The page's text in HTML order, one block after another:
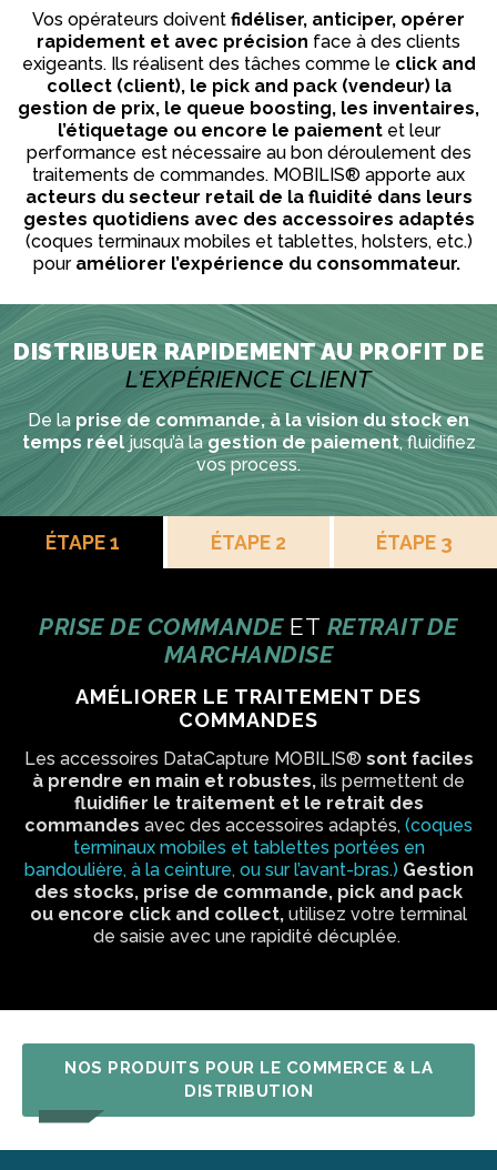
Vos opérateurs doivent fidéliser, anticiper, opérer
rapidement et avec précision face à des clients
exigeants. Ils réalisent des tâches comme le click and
collect (client), le pick and pack (vendeur) la
gestion de prix, le queue boosting, les inventaires,
l’étiquetage ou encore le paiementet leur
performance est nécessaire au bon déroulement des
traitements de commandes. MOBILIS® apporte aux
acteurs du secteur retail de la fluidité dans leurs
gestes quotidiens avec des accessoires adaptés
(coques terminaux mobiles et tablettes, holsters, etc.)
pour améliorer l’expérience du consommateur.
DISTRIBUER RAPIDEMENT AU PROFIT DE
L'EXPÉRIENCE CLIENT
De la prise de commande, à la vision du stock en
temps réeljusqu’à la gestion de paiement, fluidifiez
vos process.
ÉTAPE 1 ÉTAPE 2 ÉTAPE 3
PRISE DE COMMANDE ET RETRAIT DE
MARCHANDISE
AMÉLIORER LE TRAITEMENT DES
COMMANDES
Les accessoires DataCapture MOBILIS® sont faciles
à prendre en main et robustes, ils permettent de
fluidifier le traitement et le retrait des
commandes avec des accessoires adaptés, (coques
terminaux mobiles et tablettes portées en
bandoulière, à la ceinture, ou sur l’avant-bras.) Gestion
des stocks, prise de commande, pick and pack
ou encore click and collect, utilisez votre terminal
de saisie avec une rapidité décuplée.
NOS PRODUITS POUR LE COMMERCE & LA
DISTRIBUTION